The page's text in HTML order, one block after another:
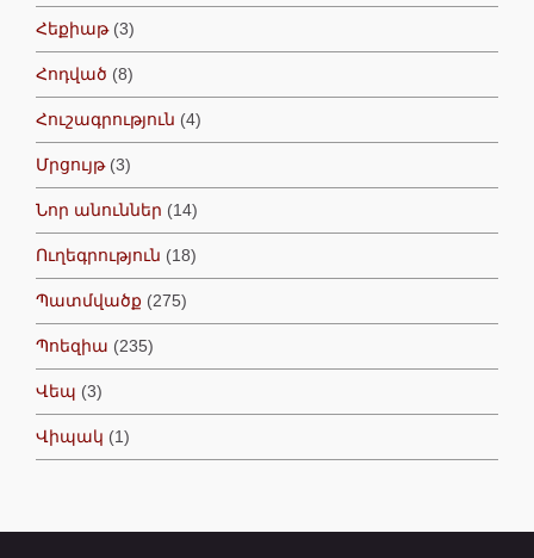
Հեքիաթ(3)
Հոդված (8)
Հուշագրություն (4)
Մրցույթ(3)
Նոր անուններ (14)
Ուղեգրություն (18)
Պատմվածք (275)
Պոեզիա (235)
Վեպ (3)
Վիպակ (1)